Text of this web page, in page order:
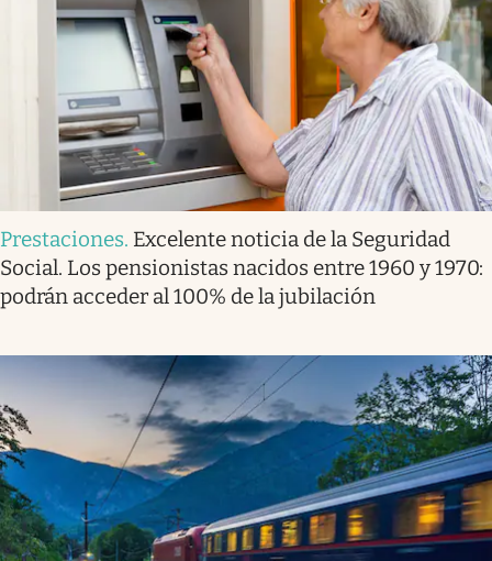
Prestaciones. Excelente noticia de la Seguridad
Social. Los pensionistas nacidos entre 1960 y 1970:
podrán acceder al 100% de la jubilación